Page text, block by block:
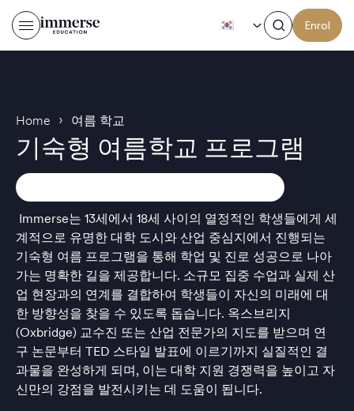
Enrol
Home › 여름 학교
기숙형 여름학교 프로그램
Immerse는 13세에서 18세 사이의 열정적인 학생들에게 세
계적으로 유명한 대학 도시와 산업 중심지에서 진행되는
기숙형 여름 프로그램을 통해 학업 및 진로 성공으로 나아
가는 명확한 길을 제공합니다. 소규모 집중 수업과 실제 산
업 현장과의 연계를 결합하여 학생들이 자신의 미래에 대
한 방향성을 찾을 수 있도록 돕습니다. 옥스브리지
(Oxbridge) 교수진 또는 산업 전문가의 지도를 받으며 연
구 논문부터 TED 스타일 발표에 이르기까지 실질적인 결
과물을 완성하게 되며, 이는 대학 지원 경쟁력을 높이고 자
신만의 강점을 발전시키는 데 도움이 됩니다.